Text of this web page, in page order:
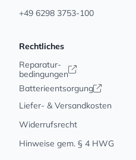
+49 6298 3753-100
Rechtliches
Reparatur-
bedingungen
Batterieentsorgung
Liefer- & Versandkosten
Widerrufsrecht
Hinweise gem. § 4 HWG